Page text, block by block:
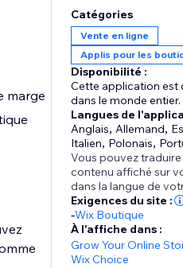
marge
Catégories
Vente en ligne
Applis pour les
Disponibilité :
Cette application est
dans le monde entier.
Langues de
Anglais, Allemand,
Italien, Polonais,
Vous pouvez
contenu affiché sur
dans la langue de
Exigences du site :
-Wix Boutique
À l'affiche dans :
Grow Your Online
Wix Choice